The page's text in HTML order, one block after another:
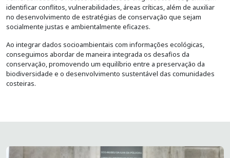
identificar conflitos, vulnerabilidades, áreas críticas, além de auxiliar
no desenvolvimento de estratégias de conservação que sejam
socialmente justas e ambientalmente eficazes.
Ao integrar dados socioambientais com informações ecológicas,
conseguimos abordar de maneira integrada os desafios da
conservação, promovendo um equilíbrio entre a preservação da
biodiversidade e o desenvolvimento sustentável das comunidades
costeiras.
Imagem